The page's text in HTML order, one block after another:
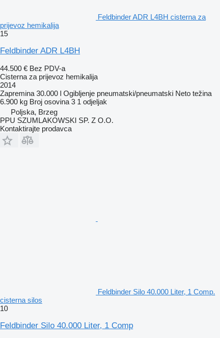
Feldbinder ADR L4BH cisterna za
prijevoz hemikalija
15
Feldbinder ADR L4BH
44.500 € Bez PDV-a
Cisterna za prijevoz hemikalija
2014
Zapremina 30.000 l Ogibljenje pneumatski/pneumatski Neto težina
6.900 kg Broj osovina 3 1 odjeljak
Poljska, Brzeg
PPU SZUMLAKOWSKI SP. Z O.O.
Kontaktirajte prodavca
Feldbinder Silo 40.000 Liter, 1 Comp.
cisterna silos
10
Feldbinder Silo 40.000 Liter, 1 Comp